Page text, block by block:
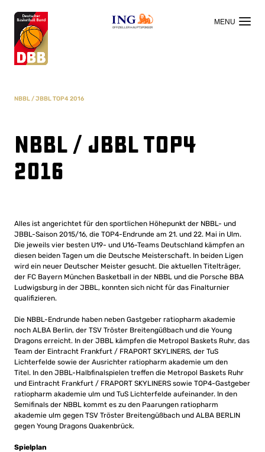
OFFIZIELLER HAUPTSPONSOR
NBBL / JBBL TOP4 2016
NBBL / JBBL TOP4
2016
Alles ist angerichtet für den sportlichen Höhepunkt der NBBL- und
JBBL-Saison 2015/16, die TOP4-Endrunde am 21. und 22. Mai in Ulm.
Die jeweils vier besten U19- und U16-Teams Deutschland kämpfen an
diesen beiden Tagen um die Deutsche Meisterschaft. In beiden Ligen
wird ein neuer Deutscher Meister gesucht. Die aktuellen Titelträger,
der FC Bayern München Basketball in der NBBL und die Porsche BBA
Ludwigsburg in der JBBL, konnten sich nicht für das Finalturnier
qualifizieren.
Die NBBL-Endrunde haben neben Gastgeber ratiopharm akademie
noch ALBA Berlin, der TSV Tröster Breitengüßbach und die Young
Dragons erreicht. In der JBBL kämpfen die Metropol Baskets Ruhr, das
Team der Eintracht Frankfurt / FRAPORT SKYLINERS, der TuS
Lichterfelde sowie der Ausrichter ratiopharm akademie um den
Titel. In den JBBL-Halbfinalspielen treffen die Metropol Baskets Ruhr
und Eintracht Frankfurt / FRAPORT SKYLINERS sowie TOP4-Gastgeber
ratiopharm akademie ulm und TuS Lichterfelde aufeinander. In den
Semifinals der NBBL kommt es zu den Paarungen ratiopharm
akademie ulm gegen TSV Tröster Breitengüßbach und ALBA BERLIN
gegen Young Dragons Quakenbrück.
Spielplan